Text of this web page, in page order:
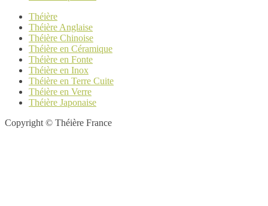
Théière
Théière Anglaise
Théière Chinoise
Théière en Céramique
Théière en Fonte
Théière en Inox
Théière en Terre Cuite
Théière en Verre
Théière Japonaise
Copyright © Théière France